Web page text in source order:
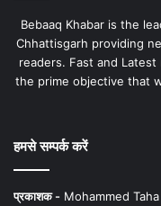
Bebaaq Khabar is the
Chhattisgarh providing
readers. Fast and
the prime objective that
हमसे सम्पर्क करें
प्रकाशक - Mohammed Taha